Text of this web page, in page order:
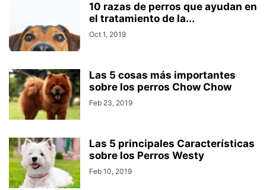
10 razas de perros que ayudan en
el tratamiento de la...
Oct 1, 2019
Las 5 cosas más importantes
sobre los perros Chow Chow
Feb 23, 2019
Las 5 principales Características
sobre los Perros Westy
Feb 10, 2019